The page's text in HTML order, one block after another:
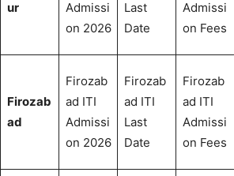
ur
Admissi
on 2026
Last
Date
Admissi
on Fees
Firozab
ad
Firozab
ad ITI
Admissi
on 2026
Firozab
ad ITI
Last
Date
Firozab
ad ITI
Admissi
on Fees